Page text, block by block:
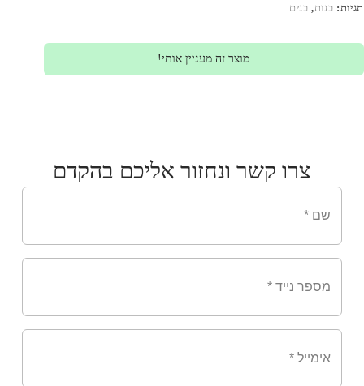
תגיות: בנות, בנים
מוצר זה מעניין אותי!
צרו קשר ונחזור אליכם בהקדם